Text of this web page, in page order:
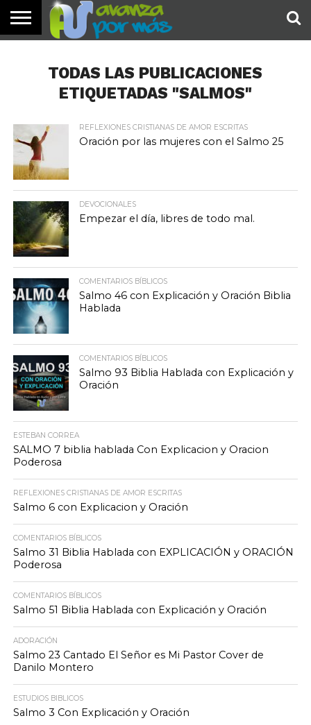
DE HOY
NOSOTROS
TODAS LAS PUBLICACIONES
ETIQUETADAS "SALMOS"
REFLEXIONES CRISTIANAS DE AMOR ESCRITAS
Oración por las mujeres con el Salmo 25
DEVOCIONALES
Empezar el día, libres de todo mal.
COMENTARIOS BÍBLICOS
Salmo 46 con Explicación y Oración Biblia
Hablada
COMENTARIOS BÍBLICOS
Salmo 93 Biblia Hablada con Explicación y
Oración
ESTEBAN CORREA
SALMO 7 biblia hablada Con Explicacion y Oracion
Poderosa
REFLEXIONES CRISTIANAS DE AMOR ESCRITAS
Salmo 6 con Explicacion y Oración
COMENTARIOS BÍBLICOS
Salmo 31 Biblia Hablada con EXPLICACIÓN y ORACIÓN
Poderosa
COMENTARIOS BÍBLICOS
Salmo 51 Biblia Hablada con Explicación y Oración
ADORACIÓN
Salmo 23 Cantado El Señor es Mi Pastor Cover de
Danilo Montero
ESTUDIOS BIBLICOS
Salmo 3 Con Explicación y Oración